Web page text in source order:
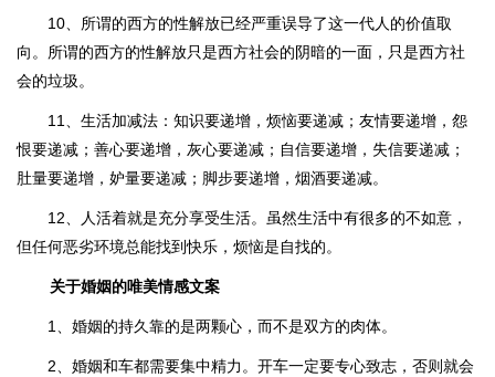
10、所谓的西方的性解放已经严重误导了这一代人的价值取
向。所谓的西方的性解放只是西方社会的阴暗的一面，只是西方社
会的垃圾。
11、生活加减法：知识要递增，烦恼要递减；友情要递增，怨
恨要递减；善心要递增，灰心要递减；自信要递增，失信要递减；
肚量要递增，妒量要递减；脚步要递增，烟酒要递减。
12、人活着就是充分享受生活。虽然生活中有很多的不如意，
但任何恶劣环境总能找到快乐，烦恼是自找的。
关于婚姻的唯美情感文案
1、婚姻的持久靠的是两颗心，而不是双方的肉体。
2、婚姻和车都需要集中精力。开车一定要专心致志，否则就会